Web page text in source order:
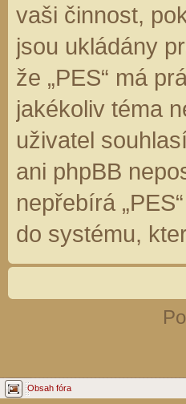
vaši činnost,
jsou ukládány
že „PES“ má
jakékoliv téma
uživatel
ani phpBB
nepřebírá
do systému,
Obsah fóra